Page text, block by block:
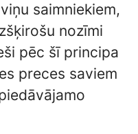
saimniekiem,
nozīmi
pēc šī principa
preces saviem